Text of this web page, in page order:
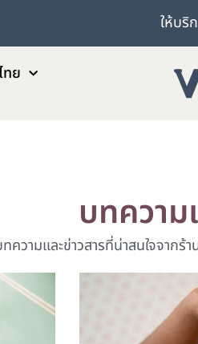
ให้บริ
ทย
บทความ
ความและข่าวสารที่น่าสนใจจากร้า